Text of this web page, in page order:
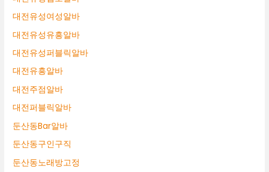
대전유성여성알바
대전유성유흥알바
대전유성퍼블릭알바
대전유흥알바
대전주점알바
대전퍼블릭알바
둔산동Bar알바
둔산동구인구직
둔산동노래방고정